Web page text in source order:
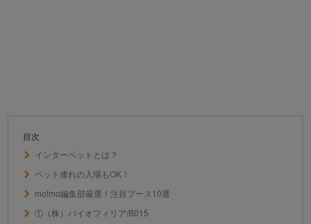
目次
インターペットとは？
ペット連れの入場もOK！
mofmo編集部厳選！注目ブース10選
①（株）バイオフィリア/B015